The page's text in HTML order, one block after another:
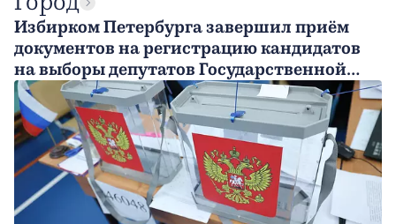
Избирком Петербурга завершил приём
документов на регистрацию кандидатов
на выборы депутатов Государственной
Думы России